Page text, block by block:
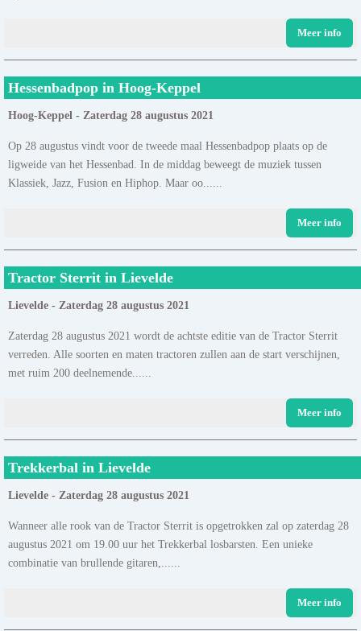
Meer info
Hessenbadpop in Hoog-Keppel
Hoog-Keppel - Zaterdag 28 augustus 2021
Op 28 augustus vindt voor de tweede maal Hessenbadpop plaats op de
ligweide van het Hessenbad. In de middag beweegt de muziek tussen
Klassiek, Jazz, Fusion en Hiphop. Maar oo......
Meer info
Tractor Sterrit in Lievelde
Lievelde - Zaterdag 28 augustus 2021
Zaterdag 28 augustus 2021 wordt de achtste editie van de Tractor Sterrit
verreden. Alle soorten en maten tractoren zullen aan de start verschijnen,
met ruim 200 deelnemende......
Meer info
Trekkerbal in Lievelde
Lievelde - Zaterdag 28 augustus 2021
Wanneer alle rook van de Tractor Sterrit is opgetrokken zal op zaterdag 28
augustus 2021 om 19.00 uur het Trekkerbal losbarsten. Een unieke
combinatie van brullende gitaren,......
Meer info